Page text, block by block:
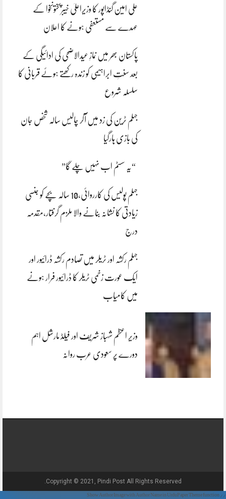
علی امین گنڈاپور کا وزیراعلیٰ خیبرپختونخوا کے
عہدے سے مستعفی ہونے کا اعلان
پاکستان بھر میں نمازِ عیدالاضحی کی ادائیگی کے
بعد سنتِ ابراہیمی کو زندہ رکھتے ہوئے قربانی کا
سلسلہ شروع
جہلم ٹرین کی زد میں آکر چالیس سالہ شخص جان
کی بازی ہارگیا
“یہ سسٹم اب نہیں چلے گا”
جہلم پولیس کی کارروائی،10 سالہ بچے کو جنسی
زیادتی کا نشانہ بنانے والا ملزم گرفتار،مقدمہ
درج
جہلم رکشہ اور ٹریلر میں تصادم رکشہ ڈرائیور اور
ایک عورت زخمی ٹریلر کا ڈرائیور فرار ہونے
میں کامیاب
وزیر اعظم شہباز شریف اور فیلڈ مارشل اہم
دورے پر سعودی عرب روانہ
Copyright © 2021, Pindi Post All Rights Reserved.
// Show Author Image with Author Name in UrduPaper Theme function